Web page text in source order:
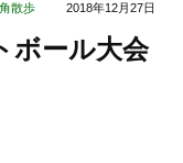
散歩 2018年12月27日
ボール大会